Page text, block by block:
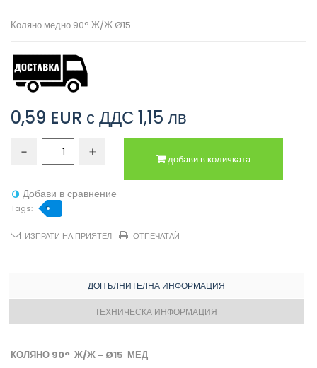
Коляно медно 90° Ж/Ж Ø15.
0,59 EUR с ДДС 1,15 лв
добави в количката
Добави в сравнение
Tags:
ИЗПРАТИ НА ПРИЯТЕЛ ОТПЕЧАТАЙ
ДОПЪЛНИТЕЛНА ИНФОРМАЦИЯ
ТЕХНИЧЕСКА ИНФОРМАЦИЯ
КОЛЯНО 90° Ж/Ж - Ø15 МЕД